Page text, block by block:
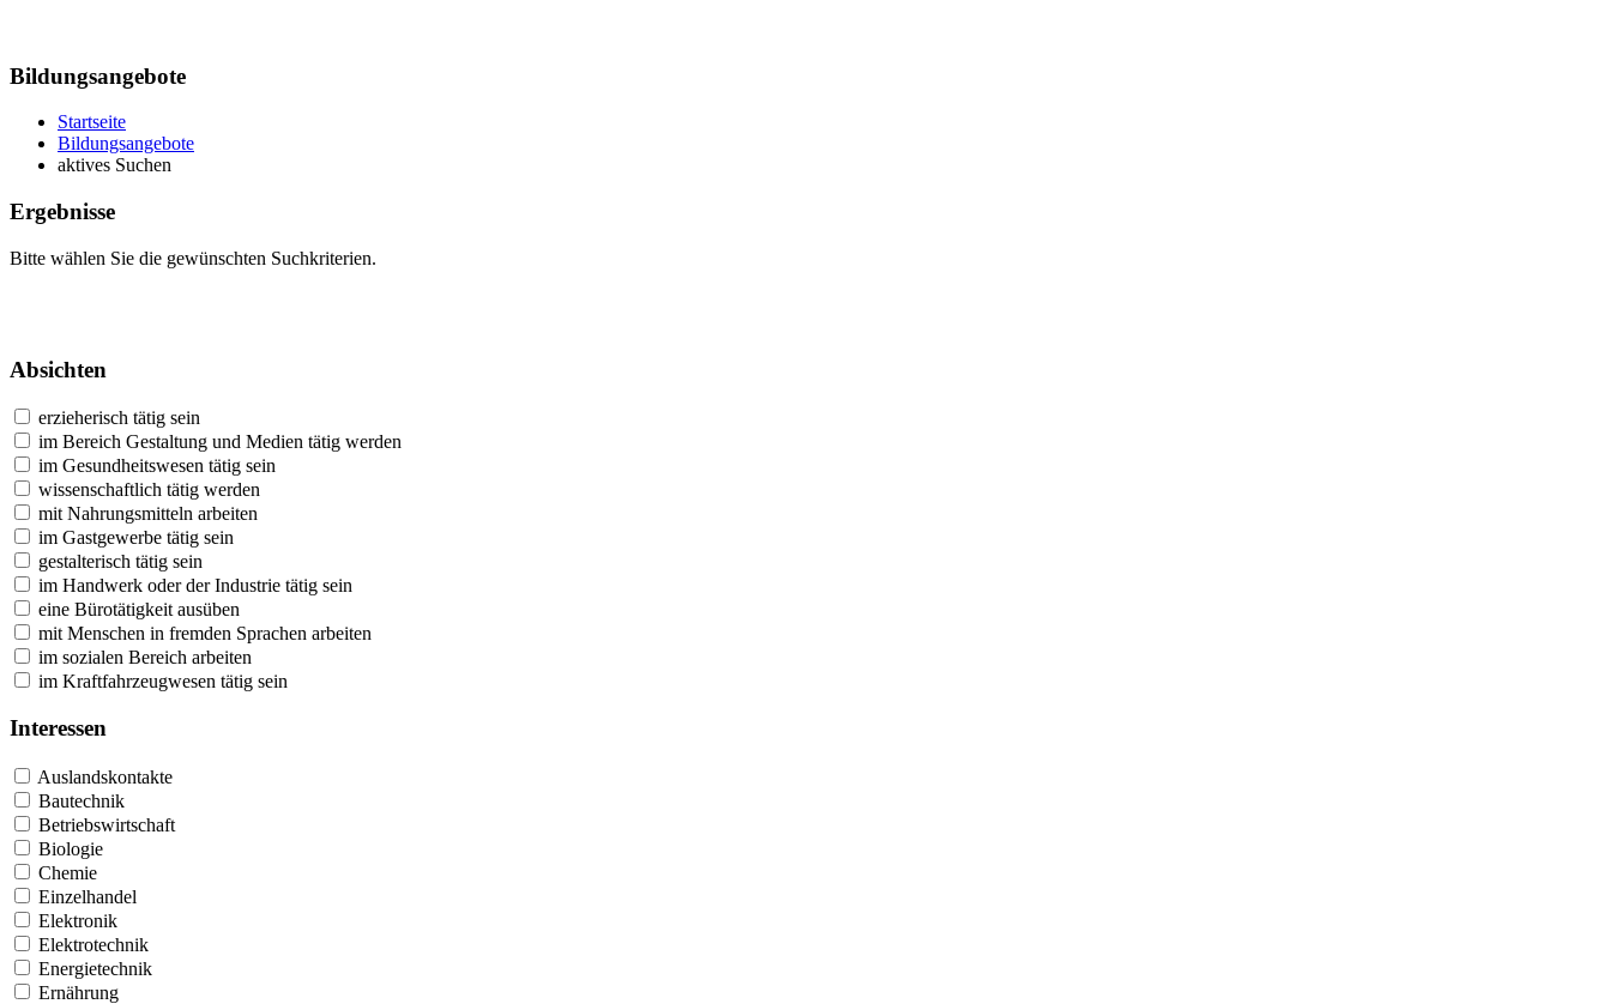
Bildungsangebote
Startseite
Bildungsangebote
aktives Suchen
Ergebnisse
Bitte wählen Sie die gewünschten Suchkriterien.
Absichten
erzieherisch tätig sein
im Bereich Gestaltung und Medien tätig werden
im Gesundheitswesen tätig sein
wissenschaftlich tätig werden
mit Nahrungsmitteln arbeiten
im Gastgewerbe tätig sein
gestalterisch tätig sein
im Handwerk oder der Industrie tätig sein
eine Bürotätigkeit ausüben
mit Menschen in fremden Sprachen arbeiten
im sozialen Bereich arbeiten
im Kraftfahrzeugwesen tätig sein
Interessen
Auslandskontakte
Bautechnik
Betriebswirtschaft
Biologie
Chemie
Einzelhandel
Elektronik
Elektrotechnik
Energietechnik
Ernährung